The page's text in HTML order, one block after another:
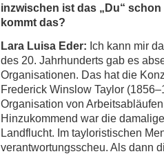
inzwischen ist das „Du“
kommt das?
Lara Luisa Eder: Ich kann mir
des 20. Jahrhunderts gab es
Organisationen. Das hat die
Frederick Winslow Taylor
Organisation von
Hinzukommend war die
Landflucht. Im tayloristischen
verantwortungsscheu. Als dann